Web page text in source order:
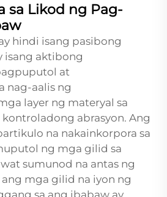
sa Likod ng Pag-
hindi isang pasibong
isang aktibong
at
nag-aalis ng
layer ng materyal sa
abrasyon. Ang
na nakainkorpora sa
ng mga gilid sa
sumunod na antas ng
mga gilid na iyon ng
sa ang ibabaw ay